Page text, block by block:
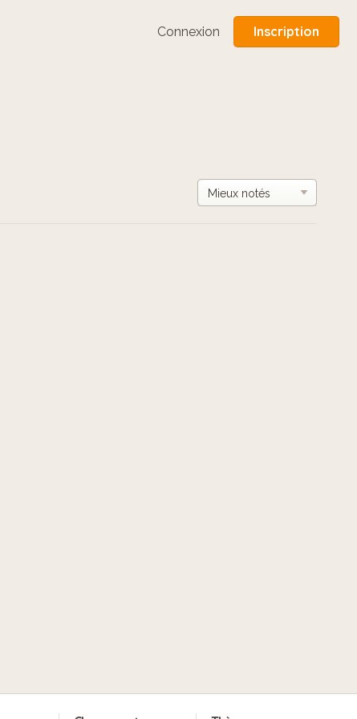
Connexion Inscription